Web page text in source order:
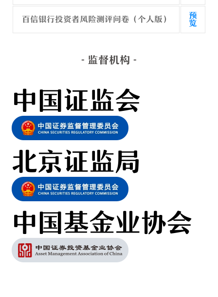
百信银行投资者风险测评问卷（个人版）
预
览
- 监督机构 -
中国证监会
北京证监局
中国基金业协会